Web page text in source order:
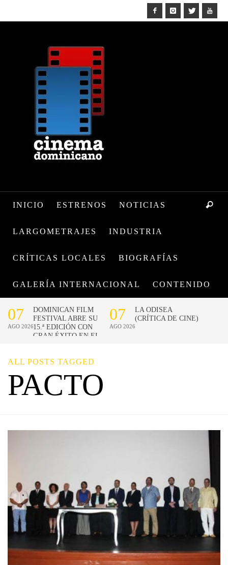
INICIO ESTRENOS NOTICIAS
LARGOMETRAJES INDUSTRIA
CRÍTICAS LOCALES BIOGRAFÍAS
GALERÍA INTERNACIONAL CONTENIDO
ALL POSTS TAGGED
PACTO